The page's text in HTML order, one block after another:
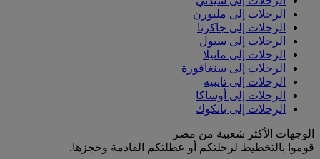
الرحلات إلى ملبورن
الرحلات إلى جاكرتا
الرحلات إلى سيول
الرحلات إلى مانيلا
الرحلات إلى سنغافورة
الرحلات إلى تايبيه
الرحلات إلى أوساكا
الرحلات إلى بانكوك
الوجهات الأكثر شعبية من مصر
قوموا بالتخطيط لرحلتكم أو عطلتكم القادمة وحجزها.